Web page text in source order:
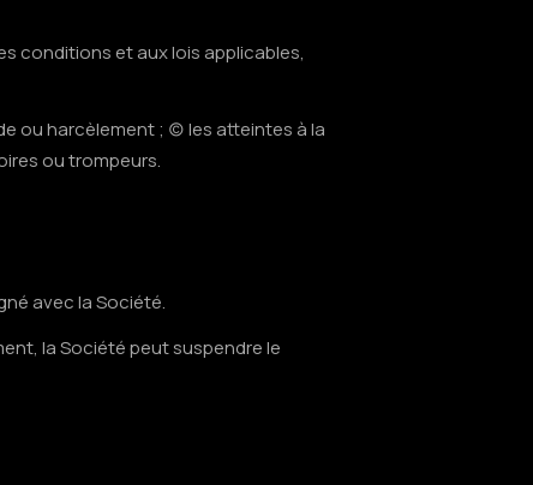
conditions et aux lois applicables,
ou harcèlement ; (c) les atteintes à la
ou trompeurs.
avec la Société.
la Société peut suspendre le